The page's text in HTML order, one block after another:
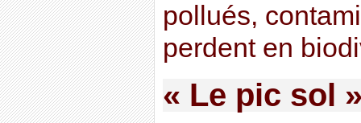
pollués,
perdent en
« Le pic sol